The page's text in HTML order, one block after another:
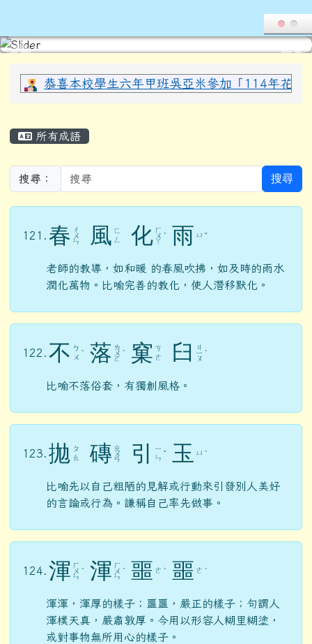
花蓮縣光復鄉西富國民小學全球資
上中區域內容
恭喜本校學生六年甲班吳亞米參加「114年花
所有成語
搜尋： 搜尋
121. 春 ㄔ
ㄨ
ㄣ 風 ㄈ
ㄥ
化 ㄏ
ㄨ
ㄚ
ˋ 雨 ㄩ ˇ
老師的教導，如和暖 的春風吹拂，如及時的雨水
潤化萬物。比喻完善的教化，使人潛移默化。
122. 不 ㄅ
ㄨ ˋ 落 ㄌ
ㄨ
ㄛ
ˋ 窠 ㄎ
ㄜ
臼 ㄐ
ㄧ
ㄡ
ˋ
比喻不落俗套，有獨創風格。
123. 拋 ㄆ
ㄠ
磚 ㄓ
ㄨ
ㄢ 引
ㄧ
ㄣ ˇ 玉 ㄩ ˋ
比喻先以自己粗陋的見解或行動來引發別人美好
的言論或行為。謙稱自己率先做事。
124. 渾 ㄏ
ㄨ
ㄣ
ˊ 渾 ㄏ
ㄨ
ㄣ
ˊ 噩 ㄜ ˋ 噩 ㄜ ˋ
渾渾，渾厚的樣子；噩噩，嚴正的樣子；句謂人
渾樸天真，嚴肅敦厚。今用以形容人糊里糊塗，
或對事物無所用心的樣子。
頁尾區域